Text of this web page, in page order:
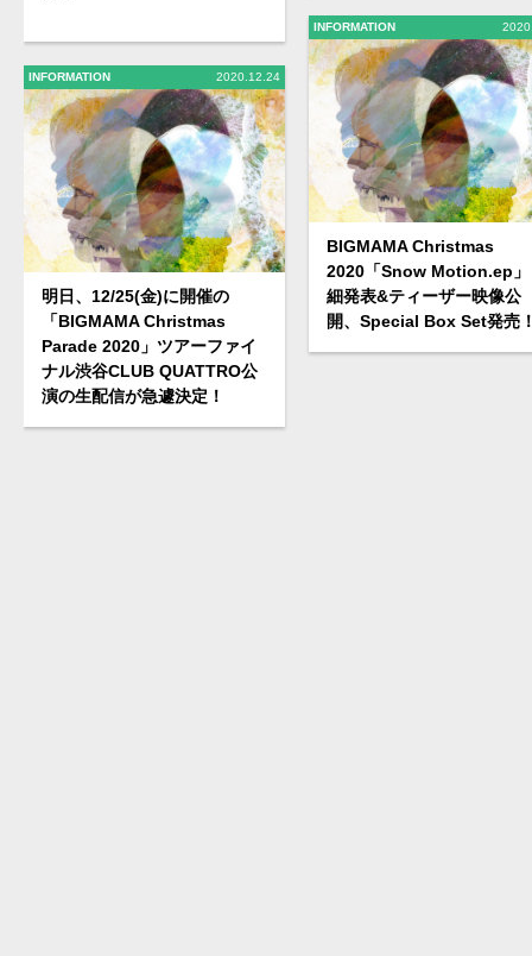
INFORMATION 2020.12.24
明日、12/25(金)に開催の
「BIGMAMA Christmas
Parade 2020」ツアーファイ
ナル渋谷CLUB QUATTRO公
演の生配信が急遽決定！
INFORMATION
BIGMAMA Christmas
2020「Snow Motion.ep」
細発表&ティーザー映像公
開、Special Box Set発売